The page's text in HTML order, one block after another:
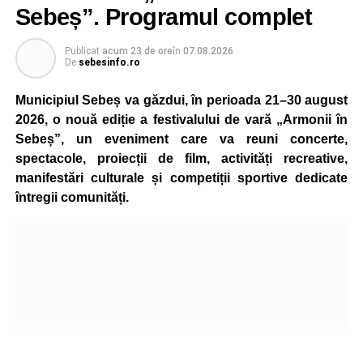
aparatul etilotest, rezultatele fiind negative.
Polițiștii au deschis un dosar penal și continuă cercetările
pentru vătămare corporală din culpă, urmând să
stabilească toate împrejurările în care s-a produs
accidentul.
Adaugă-ne ca sursă preferată
Sebeș”. Programul complet
Publicat acum 23 de oreîn 07.08.2026
De sebesinfo.ro
Municipiul Sebeș va găzdui, în perioada 21–30 august
2026, o nouă ediție a festivalului de vară „Armonii în
Sebeș”, un eveniment care va reuni concerte,
spectacole, proiecții de film, activități recreative,
manifestări culturale și competiții sportive dedicate
întregii comunități.